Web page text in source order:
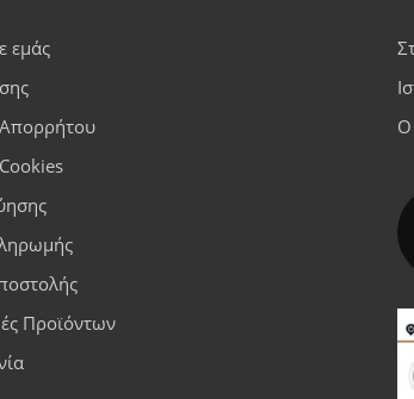
εμάς
Απορρήτου
Προϊόντων
Ο